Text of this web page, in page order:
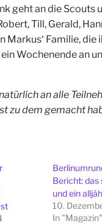
geht an die Scouts
Till, Gerald,
Markus‘ Familie, die
Wochenende an
an alle
zu dem gemacht
Bericht: das
und ein
10.
In "Magazin"